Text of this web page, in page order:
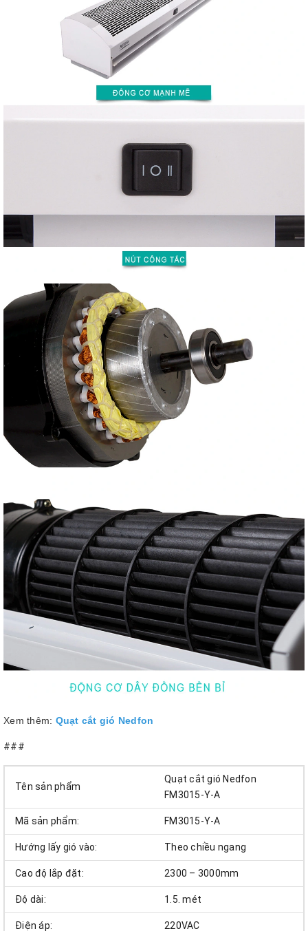
Xem thêm: Quạt cắt gió Nedfon
###
Tên sản phẩm
Quạt cắt gió Nedfon
FM3015-Y-A
Mã sản phẩm: FM3015-Y-A
Hướng lấy gió vào: Theo chiều ngang
Cao độ lắp đặt: 2300 – 3000mm
Độ dài: 1.5. mét
Điện áp: 220VAC